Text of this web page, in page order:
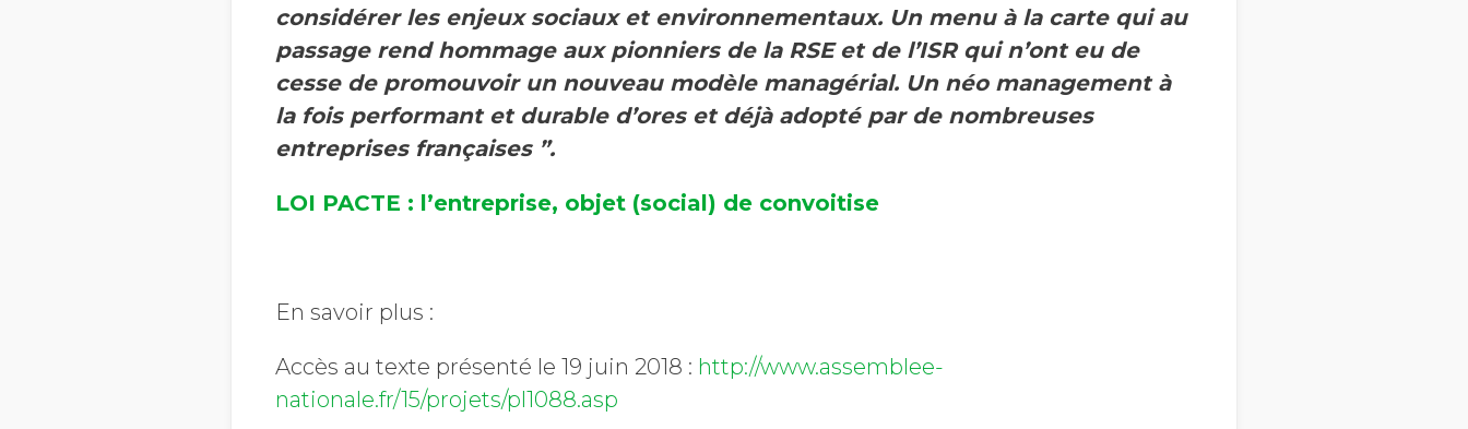
considérer les enjeux sociaux et environnementaux. Un menu à la carte qui au
passage rend hommage aux pionniers de la RSE et de l’ISR qui n’ont eu de
cesse de promouvoir un nouveau modèle managérial. Un néo management à
la fois performant et durable d’ores et déjà adopté par de nombreuses
entreprises françaises ”.
LOI PACTE : l’entreprise, objet (social) de convoitise
En savoir plus :
Accès au texte présenté le 19 juin 2018 : http://www.assemblee-
nationale.fr/15/projets/pl1088.asp